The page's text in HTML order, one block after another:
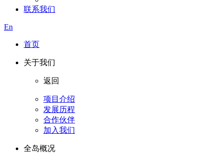
联系我们
En
首页
关于我们
返回
项目介绍
发展历程
合作伙伴
加入我们
全岛概况